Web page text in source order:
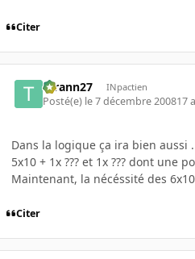
Citer
tyrann27 INpactien
Posté(e) le 7 décembre 200817 a
Dans la logique ça ira bien aussi
5x10 + 1x ??? et 1x ??? dont une
Maintenant, la nécéssité des
Citer